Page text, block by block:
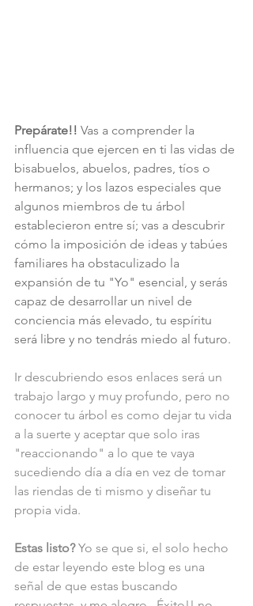
Prepárate!! Vas a comprender la
influencia que ejercen en ti las vidas de
bisabuelos, abuelos, padres, tíos o
hermanos; y los lazos especiales que
algunos miembros de tu árbol
establecieron entre sí; vas a descubrir
cómo la imposición de ideas y tabúes
familiares ha obstaculizado la
expansión de tu "Yo" esencial, y serás
capaz de desarrollar un nivel de
conciencia más elevado, tu espíritu
será libre y no tendrás miedo al futuro.
Ir descubriendo esos enlaces será un
trabajo largo y muy profundo, pero no
conocer tu árbol es como dejar tu vida
a la suerte y aceptar que solo iras
"reaccionando" a lo que te vaya
sucediendo día a día en vez de tomar
las riendas de ti mismo y diseñar tu
propia vida.
Estas listo? Yo se que si, el solo hecho
de estar leyendo este blog es una
señal de que estas buscando